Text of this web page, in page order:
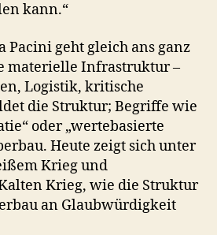
kann.“
Pacini geht gleich ans ganz
materielle Infrastruktur –
Logistik, kritische
die Struktur; Begriffe wie
oder „wertebasierte
Heute zeigt sich unter
Krieg und
Krieg, wie die Struktur
an Glaubwürdigkeit